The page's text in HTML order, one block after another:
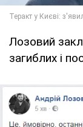
Лозовий
загиблих і